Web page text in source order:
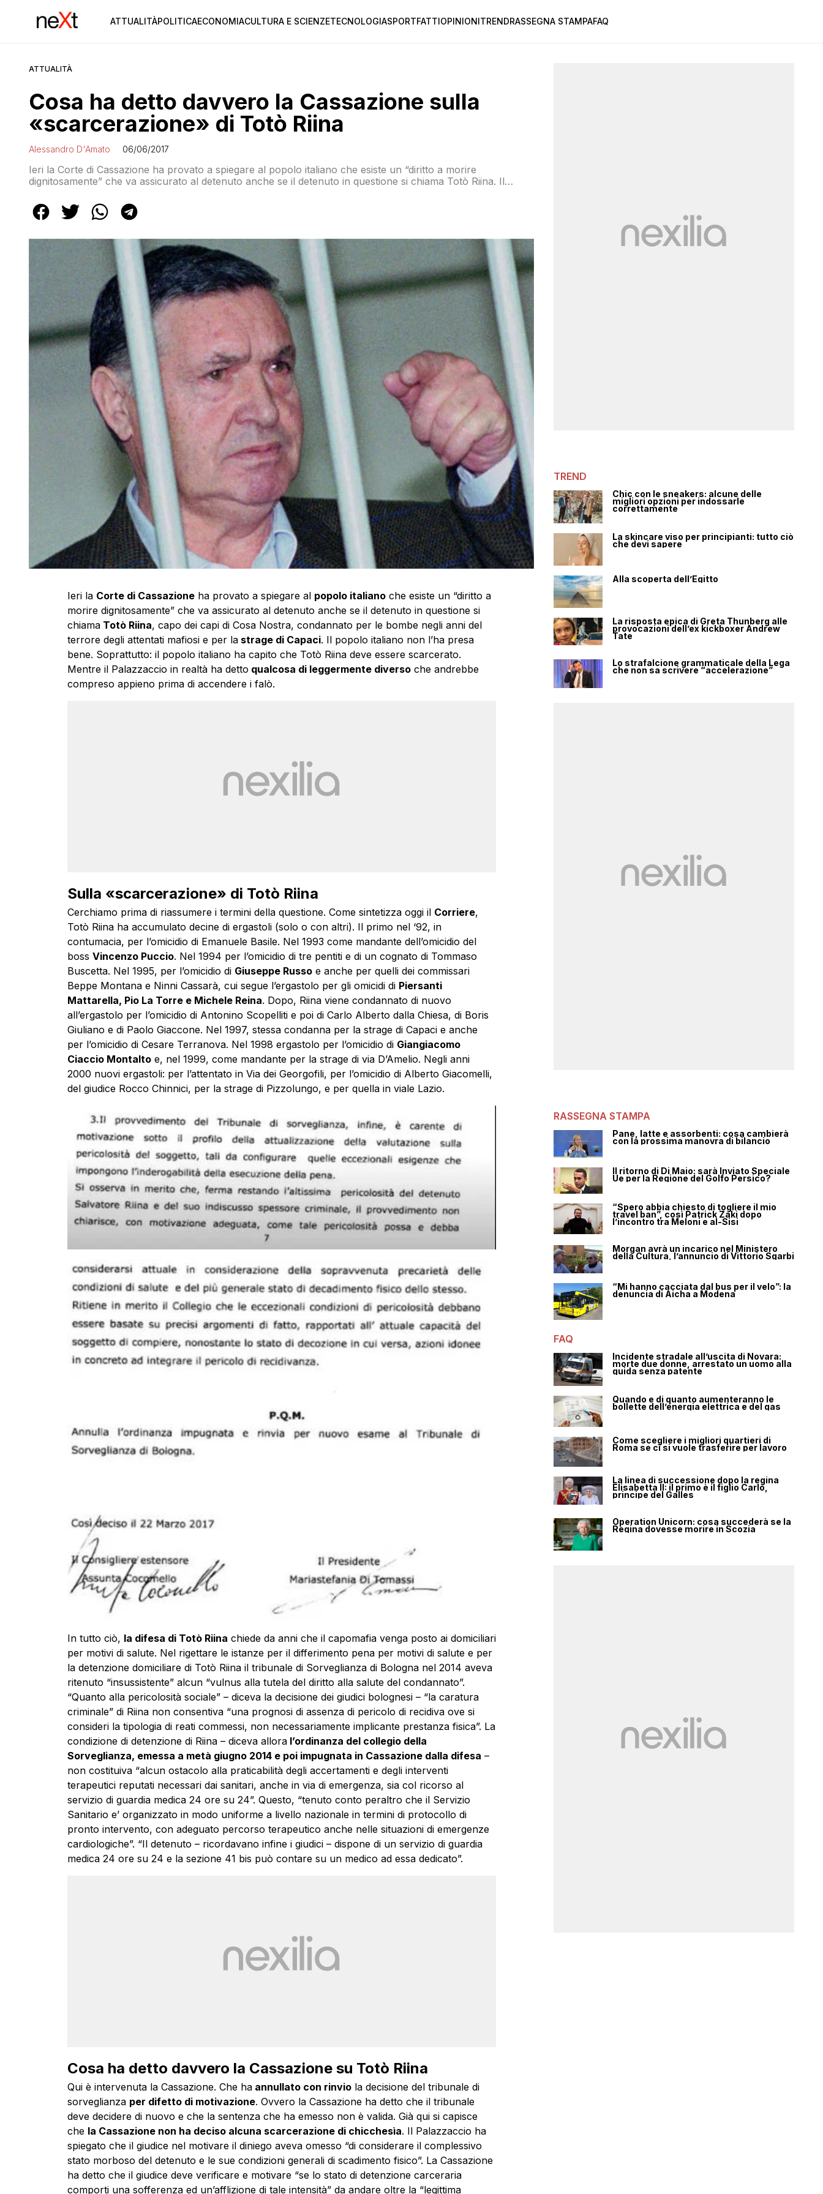
ATTUALITÀPOLITICAECONOMIACULTURA E SCIENZETECNOLOGIASPORTFATTIOPINIONITRENDRASSEGNA STAMPAFAQ
ATTUALITÀ
Cosa ha detto davvero la Cassazione sulla
«scarcerazione» di Totò Riina
Alessandro D'Amato 06/06/2017
Ieri la Corte di Cassazione ha provato a spiegare al popolo italiano che esiste un “diritto a morire
dignitosamente” che va assicurato al detenuto anche se il detenuto in questione si chiama Totò Riina. Il
Né si è mai sognato di pensarlo
Ieri la Corte di Cassazioneha provato a spiegare al popolo italianoche esiste un “diritto a
morire dignitosamente” che va assicurato al detenuto anche se il detenuto in questione si
chiamaTotò Riina, capo dei capi di Cosa Nostra, condannato per le bombe negli anni del
terrore degli attentati mafiosi e per lastrage di Capaci. Il popolo italiano non l’ha presa
bene. Soprattutto: il popolo italiano ha capito che Totò Riina deve essere scarcerato.
Mentre il Palazzaccio in realtà ha detto qualcosa di leggermente diversoche andrebbe
compreso appieno prima di accendere i falò.
Sulla «scarcerazione» di Totò Riina
Cerchiamo prima di riassumere i termini della questione. Come sintetizza oggi il Corriere,
Totò Riina ha accumulato decine di ergastoli (solo o con altri). Il primo nel ‘92, in
contumacia, per l’omicidio di Emanuele Basile. Nel 1993 come mandante dell’omicidio del
boss Vincenzo Puccio. Nel 1994 per l’omicidio di tre pentiti e di un cognato di Tommaso
Buscetta. Nel 1995, per l’omicidio di Giuseppe Russoe anche per quelli dei commissari
Beppe Montana e Ninni Cassarà, cui segue l’ergastolo per gli omicidi di Piersanti
Mattarella, Pio La Torre e Michele Reina. Dopo, Riina viene condannato di nuovo
all’ergastolo per l’omicidio di Antonino Scopelliti e poi di Carlo Alberto dalla Chiesa, di Boris
Giuliano e di Paolo Giaccone. Nel 1997, stessa condanna per la strage di Capaci e anche
per l’omicidio di Cesare Terranova. Nel 1998 ergastolo per l’omicidio di Giangiacomo
Ciaccio Montaltoe, nel 1999, come mandante per la strage di via D’Amelio. Negli anni
2000 nuovi ergastoli: per l’attentato in Via dei Georgofili, per l’omicidio di Alberto Giacomelli,
del giudice Rocco Chinnici, per la strage di Pizzolungo, e per quella in viale Lazio.
In tutto ciò, la difesa di Totò Riina chiede da anni che il capomafia venga posto ai domiciliari
per motivi di salute. Nel rigettare le istanze per il differimento pena per motivi di salute e per
la detenzione domiciliare di Totò Riina il tribunale di Sorveglianza di Bologna nel 2014 aveva
ritenuto “insussistente” alcun “vulnus alla tutela del diritto alla salute del condannato”.
“Quanto alla pericolosità sociale” – diceva la decisione dei giudici bolognesi – “la caratura
criminale” di Riina non consentiva “una prognosi di assenza di pericolo di recidiva ove si
consideri la tipologia di reati commessi, non necessariamente implicante prestanza fisica”. La
condizione di detenzione di Riina – diceva alloral’ordinanza del collegio della
Sorveglianza, emessa a metà giugno 2014 e poi impugnata in Cassazione dalla difesa –
non costituiva “alcun ostacolo alla praticabilità degli accertamenti e degli interventi
terapeutici reputati necessari dai sanitari, anche in via di emergenza, sia col ricorso al
servizio di guardia medica 24 ore su 24”. Questo, “tenuto conto peraltro che il Servizio
Sanitario e’ organizzato in modo uniforme a livello nazionale in termini di protocollo di
pronto intervento, con adeguato percorso terapeutico anche nelle situazioni di emergenze
cardiologiche”. “Il detenuto – ricordavano infine i giudici – dispone di un servizio di guardia
medica 24 ore su 24 e la sezione 41 bis può contare su un medico ad essa dedicato”.
Cosa ha detto davvero la Cassazione su Totò Riina
Qui è intervenuta la Cassazione. Che haannullato con rinviola decisione del tribunale di
sorveglianza per difetto di motivazione. Ovvero la Cassazione ha detto che il tribunale
deve decidere di nuovo e che la sentenza che ha emesso non è valida. Già qui si capisce
che la Cassazione non ha deciso alcuna scarcerazione di chicchesìa. Il Palazzaccio ha
spiegato che il giudice nel motivare il diniego aveva omesso “di considerare il complessivo
stato morboso del detenuto e le sue condizioni generali di scadimento fisico”. La Cassazione
ha detto che il giudice deve verificare e motivare “se lo stato di detenzione carceraria
comporti una sofferenza ed un’afflizione di tale intensità” da andare oltre la “legittima
TREND
Chic con le sneakers: alcune delle
migliori opzioni per indossarle
correttamente
La skincare viso per principianti: tutto ciò
che devi sapere
Alla scoperta dell’Egitto
La risposta epica di Greta Thunberg alle
provocazioni dell’ex kickboxer Andrew
Tate
Lo strafalcione grammaticale della Lega
che non sa scrivere “accelerazione”
RASSEGNA STAMPA
Pane, latte e assorbenti: cosa cambierà
con la prossima manovra di bilancio
Il ritorno di Di Maio: sarà Inviato Speciale
Ue per la Regione del Golfo Persico?
“Spero abbia chiesto di togliere il mio
travel ban”, così Patrick Zaki dopo
l’incontro tra Meloni e al-Sisi
Morgan avrà un incarico nel Ministero
della Cultura, l’annuncio di Vittorio Sgarbi
“Mi hanno cacciata dal bus per il velo”: la
denuncia di Aicha a Modena
FAQ
Incidente stradale all’uscita di Novara:
morte due donne, arrestato un uomo alla
guida senza patente
Quando e di quanto aumenteranno le
bollette dell’energia elettrica e del gas
Come scegliere i migliori quartieri di
Roma se ci si vuole trasferire per lavoro
La linea di successione dopo la regina
Elisabetta II: il primo è il figlio Carlo,
principe del Galles
Operation Unicorn: cosa succederà se la
Regina dovesse morire in Scozia